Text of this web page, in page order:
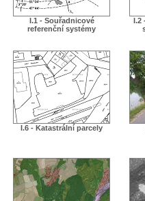
I.1 - Souřadnicové
referenční systémy
I.2
I.6 - Katastrální parcely